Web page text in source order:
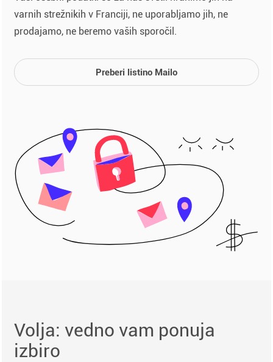
varnih strežnikih v Franciji, ne uporabljamo jih, ne
prodajamo, ne beremo vaših sporočil.
Preberi listino Mailo
Volja: vedno vam ponuja
izbiro